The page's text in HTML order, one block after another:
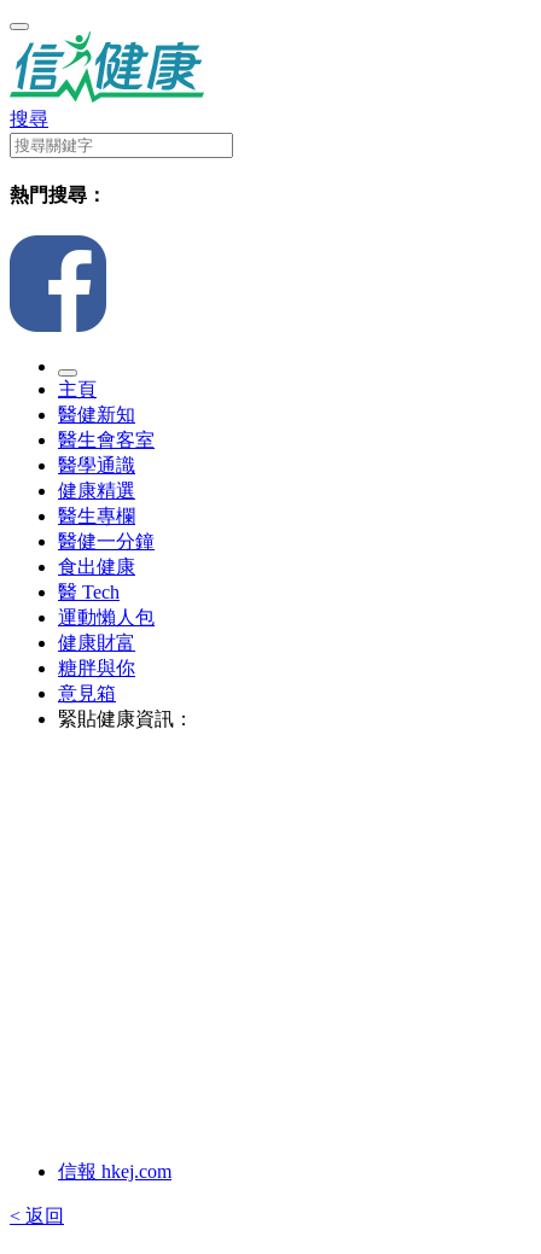
搜尋
熱門搜尋：
主頁
醫健新知
醫生會客室
醫學通識
健康精選
醫生專欄
醫健一分鐘
食出健康
醫 Tech
運動懶人包
健康財富
糖胖與你
意見箱
緊貼健康資訊：
信報 hkej.com
< 返回